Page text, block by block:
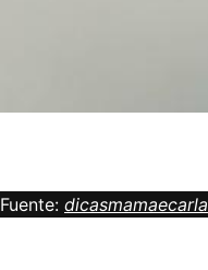
Fuente: dicasmamaecarla